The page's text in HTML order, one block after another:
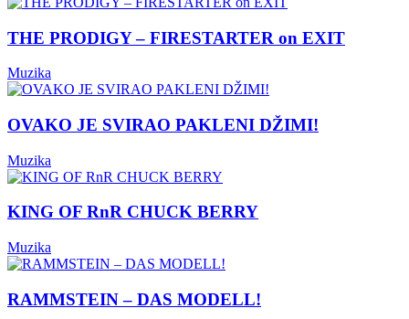
THE PRODIGY – FIRESTARTER on EXIT
Muzika
OVAKO JE SVIRAO PAKLENI DŽIMI!
Muzika
KING OF RnR CHUCK BERRY
Muzika
RAMMSTEIN – DAS MODELL!